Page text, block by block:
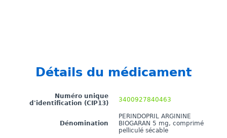
Détails du médicament
Numéro unique
d'identification (CIP13)
3400927840463
Dénomination
PERINDOPRIL ARGININE
BIOGARAN 5 mg, comprimé
pelliculé sécable